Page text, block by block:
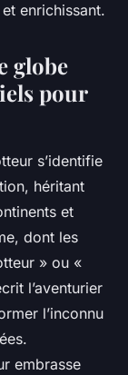
enrichissant.
globe
pour
s’identifie
héritant
et
dont les
» ou «
l’aventurier
l’inconnu
embrasse